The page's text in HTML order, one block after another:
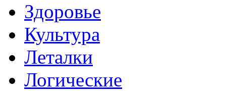
Здоровье
Культура
Леталки
Логические